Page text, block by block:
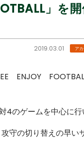
」を開
2019.03.01 ア
ENJOY
のゲームを中心に行
守の切り替えの早い